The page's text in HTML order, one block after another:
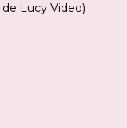
Lucy Video)